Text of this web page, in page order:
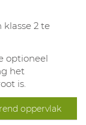
2 te
optioneel
het
is.
oppervlak